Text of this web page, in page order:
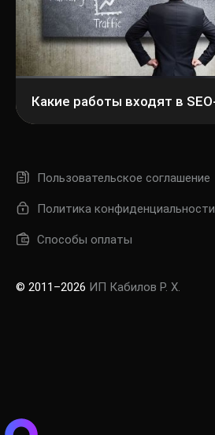
Какие работы входят в
Пользовательское соглашение
Политика конфиденциальности
Способы оплаты
© 2011–2026 ИП Кабилов Р. Х.